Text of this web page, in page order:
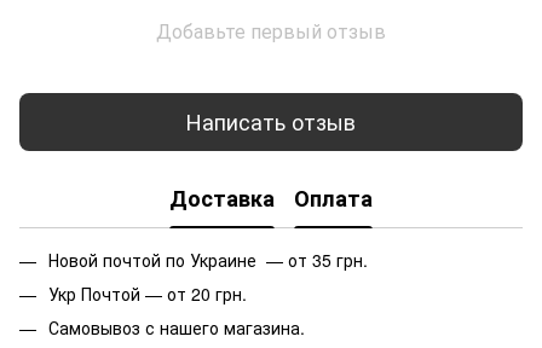
Добавьте первый отзыв
Написать отзыв
Доставка Оплата
Новой почтой по Украине — от 35 грн.
Укр Почтой — от 20 грн.
Самовывоз с нашего магазина.